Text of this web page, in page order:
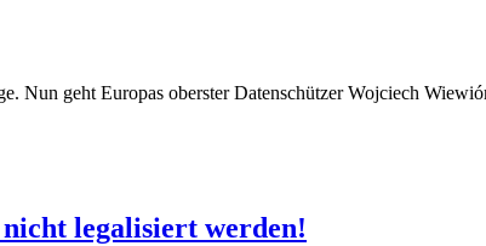
Nun geht Europas oberster Datenschützer Wojciech
legalisiert werden!